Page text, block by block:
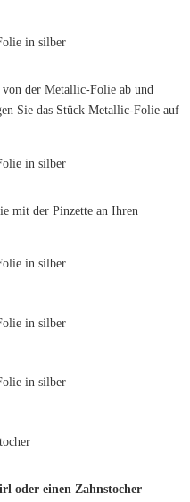
von der Metallic-Folie ab und
Sie das Stück Metallic-Folie auf
mit der Pinzette an Ihren
oder einen Zahnstocher